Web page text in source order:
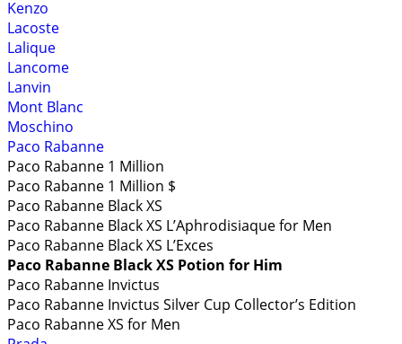
Kenzo
Lacoste
Lalique
Lancome
Lanvin
Mont Blanc
Moschino
Paco Rabanne
Paco Rabanne 1 Million
Paco Rabanne 1 Million $
Paco Rabanne Black XS
Paco Rabanne Black XS L’Aphrodisiaque for Men
Paco Rabanne Black XS L’Exces
Paco Rabanne Black XS Potion for Him
Paco Rabanne Invictus
Paco Rabanne Invictus Silver Cup Collector’s Edition
Paco Rabanne XS for Men